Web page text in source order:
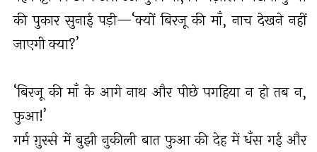
की पुकार सुनाई पड़ी—‘क्यों बिरजू की माँ, नाच देखने नहीं
जाएगी क्या?’
‘बिरजू की माँ के आगे नाथ और पीछे पगहिया न हो तब न,
फुआ!’
गर्म ग़ुस्से में बुझी नुकीली बात फुआ की देह में धँस गई और